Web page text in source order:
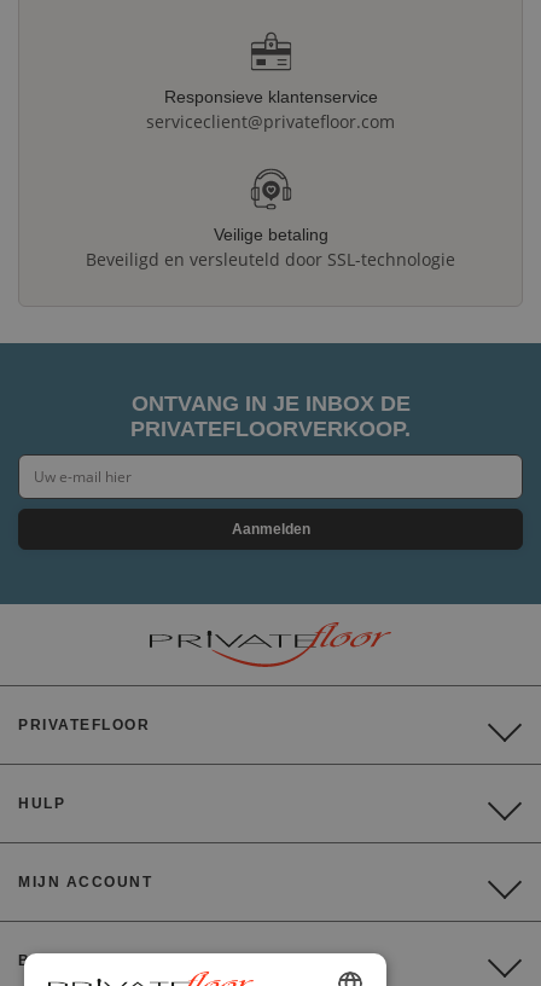
Responsieve klantenservice
serviceclient@privatefloor.com
Veilige betaling
Beveiligd en versleuteld door SSL-technologie
ONTVANG IN JE INBOX DE
PRIVATEFLOORVERKOOP.
Aanmelden
PRIVATEFLOOR
HULP
MIJN ACCOUNT
BETALING